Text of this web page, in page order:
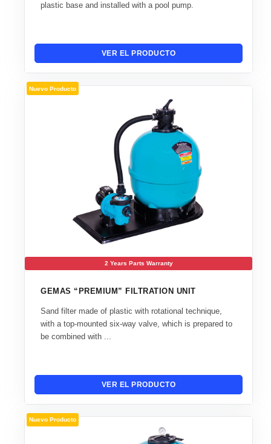
plastic base and installed with a pool pump.
VER EL PRODUCTO
Nuevo Producto
2 Years Parts Warranty
GEMAS “PREMIUM” FILTRATION UNIT
Sand filter made of plastic with rotational technique,
with a top-mounted six-way valve, which is prepared to
be combined with ...
VER EL PRODUCTO
Nuevo Producto